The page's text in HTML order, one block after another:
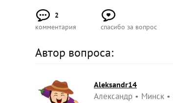
2
комментария
спасибо за вопрос
Автор вопроса:
Aleksandr14
Александр Минск